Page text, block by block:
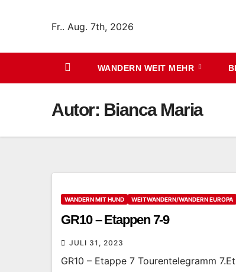
Fr.. Aug. 7th, 2026
WANDERN WEIT MEHR
Autor: Bianca Maria
WANDERN MIT HUND WEITWANDERN/WANDERN EUROPA
GR10 – Etappen 7-9
JULI 31, 2023
GR10 – Etappe 7 Tourentelegramm